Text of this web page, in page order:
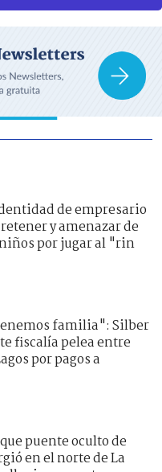
de empresario
y amenazar de
por jugar al "rin
familia": Silber
fiscalía pelea entre
por pagos a
puente oculto de
en el norte de La